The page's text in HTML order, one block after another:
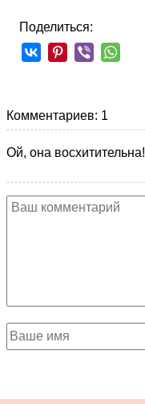
Поделиться:
Комментариев: 1
Ой, она восхитительна!